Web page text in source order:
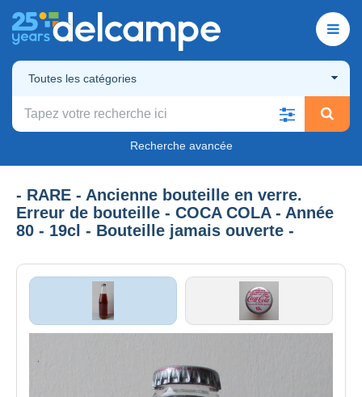
Toutes les catégories
Recherche avancée
- RARE - Ancienne bouteille en verre.
Erreur de bouteille - COCA COLA - Année
80 - 19cl - Bouteille jamais ouverte -